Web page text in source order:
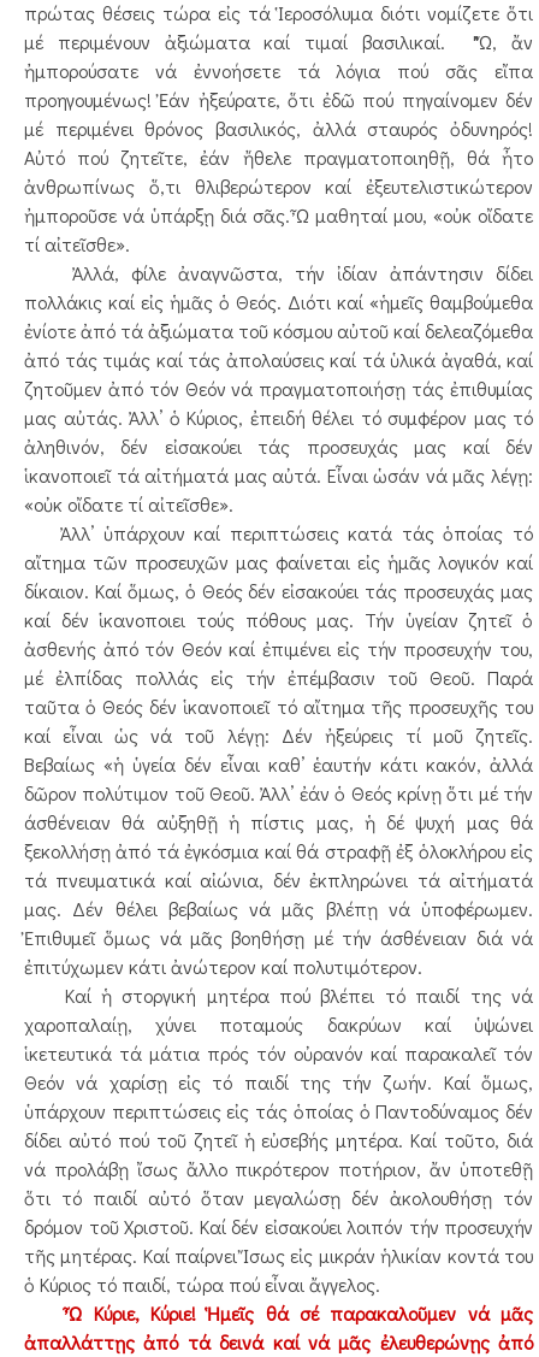
πρώτας θέσεις τώρα εἰς τά Ἱεροσόλυμα διότι νομίζετε ὅτι
μέ περιμένουν ἀξιώματα καί τιμαί βασιλικαί. "Ὤ, ἄν
ἠμπορούσατε νά ἐννοήσετε τά λόγια πού σᾶς εἴπα
προηγουμένως! Ἐάν ἠξεύρατε, ὅτι ἐδῶ πού πηγαίνομεν δέν
μέ περιμένει θρόνος βασιλικός, ἀλλά σταυρός ὀδυνηρός!
Αὐτό πού ζητεῖτε, ἐάν ἤθελε πραγματοποιηθῇ, θά ἦτο
ἀνθρωπίνως ὅ,τι θλιβερώτερον καί ἐξευτελιστικώτερον
ἠμποροῦσε νά ὑπάρξῃ διά σᾶς. Ὦ μαθηταί μου, «οὐκ οἴδατε
τί αἰτεῖσθε».
Ἀλλά, φίλε ἀναγνῶστα, τήν ἰδίαν ἀπάντησιν δίδει
πολλάκις καί εἰς ἡμᾶς ὁ Θεός. Διότι καί «ἡμεῖς θαμβούμεθα
ἐνίοτε ἀπό τά ἀξιώματα τοῦ κόσμου αὐτοῦ καί δελεαζόμεθα
ἀπό τάς τιμάς καί τάς ἀπολαύσεις καί τά ὑλικά ἀγαθά, καί
ζητοῦμεν ἀπό τόν Θεόν νά πραγματοποιήσῃ τάς ἐπιθυμίας
μας αὐτάς. Ἀλλ’ ὁ Κύριος, ἐπειδή θέλει τό συμφέρον μας τό
ἀληθινόν, δέν εἰσακούει τάς προσευχάς μας καί δέν
ἱκανοποιεῖ τά αἰτήματά μας αὐτά. Εἶναι ὡσάν νά μᾶς λέγῃ:
«οὐκ οἴδατε τί αἰτεῖσθε».
Ἀλλ’ ὑπάρχουν καί περιπτώσεις κατά τάς ὁποίας τό
αἴτημα τῶν προσευχῶν μας φαίνεται εἰς ἡμᾶς λογικόν καί
δίκαιον. Καί ὅμως, ὁ Θεός δέν εἰσακούει τάς προσευχάς μας
καί δέν ἱκανοποιει τούς πόθους μας. Τήν ὑγείαν ζητεῖ ὁ
ἀσθενής ἀπό τόν Θεόν καί ἐπιμένει εἰς τήν προσευχήν του,
μέ ἐλπίδας πολλάς εἰς τήν ἐπέμβασιν τοῦ Θεοῦ. Παρά
ταῦτα ὁ Θεός δέν ἱκανοποιεῖ τό αἴτημα τῆς προσευχῆς του
καί εἶναι ὡς νά τοῦ λέγῃ: Δέν ἠξεύρεις τί μοῦ ζητεῖς.
Βεβαίως «ἡ ὑγεία δέν εἶναι καθ’ ἑαυτήν κάτι κακόν, ἀλλά
δῶρον πολύτιμον τοῦ Θεοῦ. Ἀλλ’ ἐάν ὁ Θεός κρίνῃ ὅτι μέ τήν
άσθένειαν θά αὐξηθῇ ἡ πίστις μας, ἡ δέ ψυχή μας θά
ξεκολλήσῃ ἀπό τά ἐγκόσμια καί θά στραφῇ ἐξ ὁλοκλήρου εἰς
τά πνευματικά καί αἰώνια, δέν ἐκπληρώνει τά αἰτήματά
μας. Δέν θέλει βεβαίως νά μᾶς βλέπῃ νά ὑποφέρωμεν.
Ἐπιθυμεῖ ὅμως νά μᾶς βοηθήσῃ μέ τήν άσθένειαν διά νά
ἐπιτύχωμεν κάτι ἀνώτερον καί πολυτιμότερον.
Καί ἡ στοργική μητέρα πού βλέπει τό παιδί της νά
χαροπαλαίῃ, χύνει ποταμούς δακρύων καί ὑψώνει
ἱκετευτικά τά μάτια πρός τόν οὐρανόν καί παρακαλεῖ τόν
Θεόν νά χαρίσῃ εἰς τό παιδί της τήν ζωήν. Καί ὅμως,
ὑπάρχουν περιπτώσεις εἰς τάς ὁποίας ὁ Παντοδύναμος δέν
δίδει αὐτό πού τοῦ ζητεῖ ἡ εὐσεβής μητέρα. Καί τοῦτο, διά
νά προλάβῃ ἴσως ἄλλο πικρότερον ποτήριον, ἄν ὑποτεθῇ
ὅτι τό παιδί αὐτό ὅταν μεγαλώσῃ δέν ἀκολουθήσῃ τόν
δρόμον τοῦ Χριστοῦ. Καί δέν εἰσακούει λοιπόν τήν προσευχήν
τῆς μητέρας. Καί παίρνει Ἴσως εἰς μικράν ἡλικίαν κοντά του
ὁ Κύριος τό παιδί, τώρα πού εἶναι ἄγγελος.
Ὦ Κύριε, Κύριε! Ἡμεῖς θά σέ παρακαλοῦμεν νά μᾶς
ἀπαλλάττῃς ἀπό τά δεινά καί νά μᾶς ἐλευθερώνῃς ἀπό